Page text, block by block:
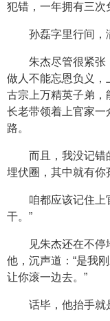
犯错，一年拥有三次
孙磊字里行间，
朱杰尽管很紧张
做人不能忘恩负义，
古宗上万精英子弟，
长老带领着上官家一
路。
而且，我没记错
埋伏圈，其中就有你
咱都应该记住上
干。”
见朱杰还在不
他，沉声道：“是我
让你滚一边去。”
话毕，他抬手就